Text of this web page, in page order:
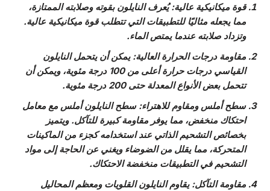
قوة ميكانيكية عالية: يُعرف النايلون بقوته وصلابته الممتازة،
مما يجعله مثاليًا للتطبيقات التي تتطلب قوة ميكانيكية عالية.
وتزداد صلابته عندما يمتص الماء.
مقاومة درجات الحرارة العالية: يمكن أن يتحمل النايلون
القياسي درجات حرارة أعلى من 100 درجة مئوية، ويمكن أن
تتحمل بعض الأنواع المعدلة حتى 200 درجة مئوية.
سطح أملس ومقاوم للاهتراء: سطح النايلون أملس مع معامل
احتكاك منخفض، مما يوفر مقاومة كبيرة للتآكل. ويتميز
بخصائص التشحيم الذاتي عند استخدامه كجزء من الماكينات
المتحركة، مما يقلل من الضوضاء ويغني عن الحاجة إلى مواد
التشحيم في التطبيقات منخفضة الاحتكاك.
مقاومة التآكل: يقاوم النايلون القلويات ومعظم المحاليل